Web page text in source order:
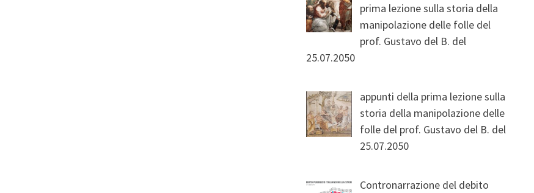
prima lezione sulla storia della
manipolazione delle folle del
prof. Gustavo del B. del
25.07.2050
appunti della prima lezione sulla
storia della manipolazione delle
folle del prof. Gustavo del B. del
25.07.2050
Contronarrazione del debito